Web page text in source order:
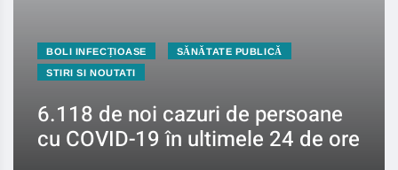
BOLI INFECȚIOASE
SĂNĂTATE PUBLICĂ
STIRI SI NOUTATI
6.118 de noi cazuri de persoane
cu COVID-19 în ultimele 24 de ore